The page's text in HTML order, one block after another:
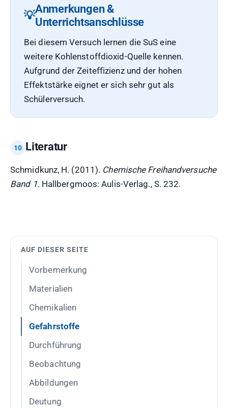
Anmerkungen &
Unterrichtsanschlüsse
Bei diesem Versuch lernen die SuS eine
weitere Kohlenstoffdioxid-Quelle kennen.
Aufgrund der Zeiteffizienz und der hohen
Effektstärke eignet er sich sehr gut als
Schülerversuch.
Literatur
Schmidkunz, H. (2011). Chemische Freihandversuche
Band 1. Hallbergmoos: Aulis-Verlag., S. 232.
AUF DIESER SEITE
Vorbemerkung
Materialien
Chemikalien
Gefahrstoffe
Durchführung
Beobachtung
Abbildungen
Deutung